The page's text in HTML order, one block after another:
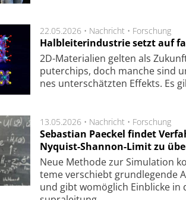
22.05.2026 • Nachricht • Forschung
Halbleiterindustrie setzt auf
2D-Mate­ri­a­li­en gel­ten als
pu­ter­chips, doch man­che sind
nes un­ter­schätz­ten Ef­fekts. Es
13.05.2026 • Nachricht • Forschung
Sebastian Paeckel findet
Nyquist-Shannon-Limit zu
Neue Methode zur Simu­la­tion
te­me ver­schiebt grund­le­gen­de
und gibt wo­mög­lich Ein­blicke